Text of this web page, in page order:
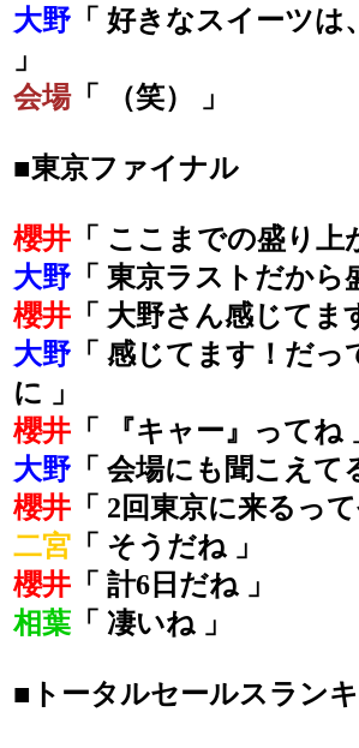
大野 「 好きなスイーツ
」
会場「 （笑） 」
■東京ファイナル
櫻井 「 ここまでの盛り
大野 「 東京ラストだか
櫻井 「 大野さん感じてま
大野 「 感じてます！だ
に 」
櫻井 「 『キャー』ってね
大野 「 会場にも聞こえて
櫻井 「 2回東京に来るっ
二宮 「 そうだね 」
櫻井 「 計6日だね 」
相葉 「 凄いね 」
■トータルセールスラン